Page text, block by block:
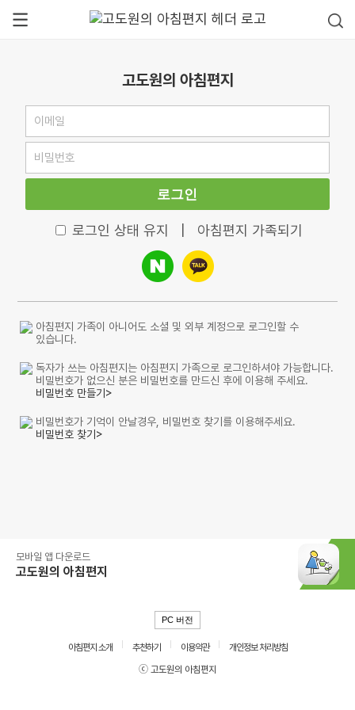
고도원의 아침편지
로그인
로그인 상태 유지 아침편지 가족되기
아침편지 가족이 아니어도 소셜 및 외부 계정으로 로그인할 수
있습니다.
독자가 쓰는 아침편지는 아침편지 가족으로 로그인하셔야 가능합니다.
비밀번호가 없으신 분은 비밀번호를 만드신 후에 이용해 주세요.
비밀번호 만들기>
비밀번호가 기억이 안날경우, 비밀번호 찾기를 이용해주세요.
비밀번호 찾기>
모바일 앱 다운로드
고도원의 아침편지
PC 버전
아침편지 소개 추천하기 이용약관
개인정보 처리방침
ⓒ 고도원의 아침편지